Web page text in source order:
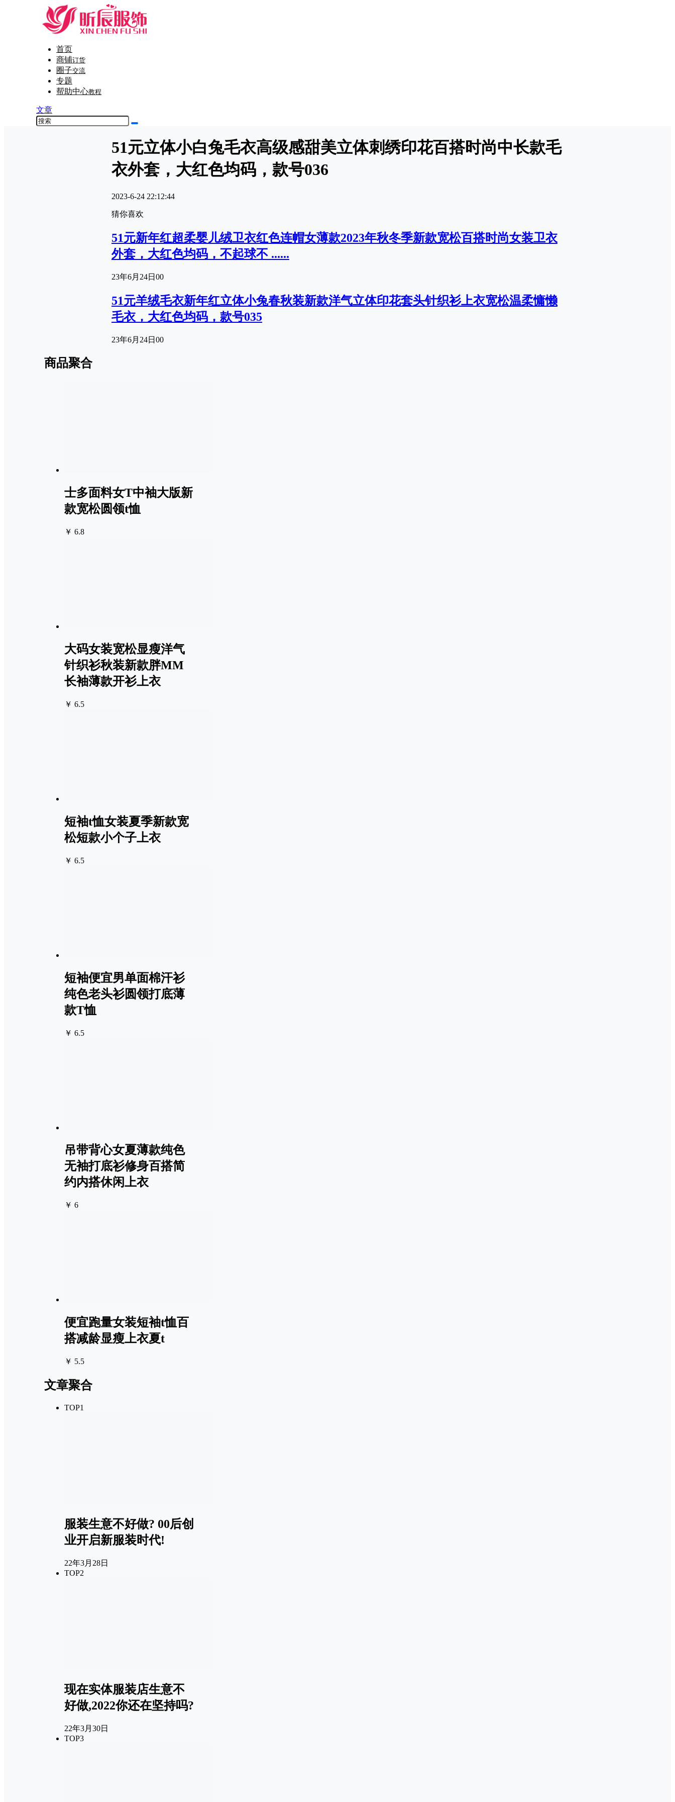
首页
商铺订货
圈子交流
专题
帮助中心教程
文章
51元立体小白兔毛衣高级感甜美立体刺绣印花百搭时尚中长款毛
衣外套，大红色均码，款号036
2023-6-24 22:12:44
猜你喜欢
51元新年红超柔婴儿绒卫衣红色连帽女薄款2023年秋冬季新款宽松百搭时尚女装卫衣
外套，大红色均码，不起球不 ......
23年6月24日 00
51元羊绒毛衣新年红立体小兔春秋装新款洋气立体印花套头针织衫上衣宽松温柔慵懒
毛衣，大红色均码，款号035
23年6月24日 00
商品聚合
士多面料女T中袖大版新
款宽松圆领t恤
￥ 6.8
大码女装宽松显瘦洋气
针织衫秋装新款胖MM
长袖薄款开衫上衣
￥ 6.5
短袖t恤女装夏季新款宽
松短款小个子上衣
￥ 6.5
短袖便宜男单面棉汗衫
纯色老头衫圆领打底薄
款T恤
￥ 6.5
吊带背心女夏薄款纯色
无袖打底衫修身百搭简
约内搭休闲上衣
￥ 6
便宜跑量女装短袖t恤百
搭减龄显瘦上衣夏t
￥ 5.5
文章聚合
TOP1
服装生意不好做? 00后创
业开启新服装时代!
22年3月28日
TOP2
现在实体服装店生意不
好做,2022你还在坚持吗?
22年3月30日
TOP3